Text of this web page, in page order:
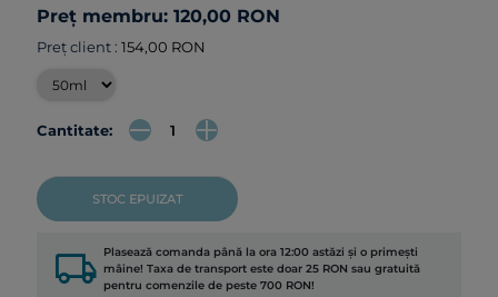
Preț membru: 120,00 RON
Preț client : 154,00 RON
Cantitate:
STOC EPUIZAT
local_shipping Plasează comanda până la ora 12:00 astăzi și o primești
mâine! Taxa de transport este doar 25 RON sau gratuită
pentru comenzile de peste 700 RON!